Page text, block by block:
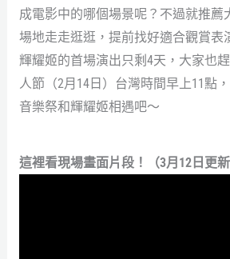
成電影中的哪個場景呢？不過就推薦
場地走走逛逛，提前找好適合觀賞表
輝耀姬的首場演出只剩4天，大家也
人節（2月14日）台灣時間早上11點
音樂祭和輝耀姬相遇吧～
這裡看現場畫面片段！（3月12日更新